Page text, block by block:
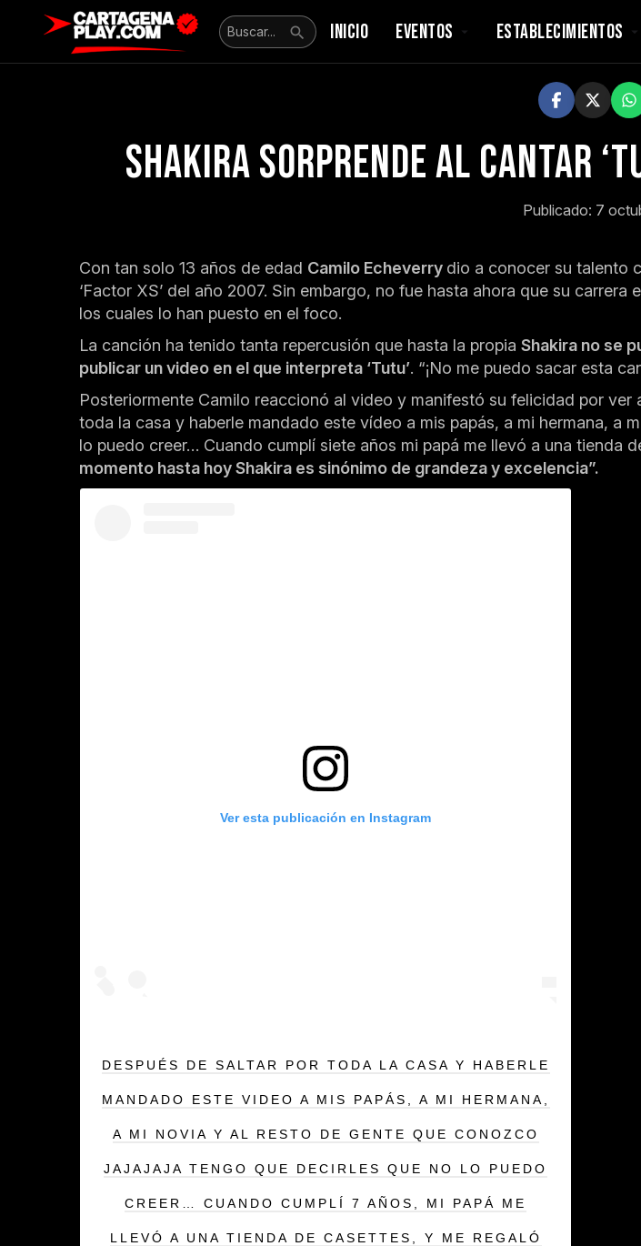
INICIO EVENTOS ESTABLECIMIENTOS
Shakira sorprende al cantar
Publicado: 7
Con tan solo 13 años de edad Camilo Echeverry dio a conocer su talento
‘Factor XS’ del año 2007. Sin embargo, no fue hasta ahora que su
los cuales lo han puesto en el foco.
La canción ha tenido tanta repercusión que hasta la propia Shakira no se
publicar un video en el que interpreta ‘Tutu’. “¡No me puedo sacar esta
Posteriormente Camilo reaccionó al video y manifestó su felicidad por
toda la casa y haberle mandado este vídeo a mis papás, a mi hermana,
lo puedo creer… Cuando cumplí siete años mi papá me llevó a una tienda
momento hasta hoy Shakira es sinónimo de grandeza y excelencia”.
Ver esta publicación en Instagram
DESPUÉS DE SALTAR POR TODA LA CASA Y HABERLE
MANDADO ESTE VIDEO A MIS PAPÁS, A MI HERMANA,
A MI NOVIA Y AL RESTO DE GENTE QUE CONOZCO
JAJAJAJA TENGO QUE DECIRLES QUE NO LO PUEDO
CREER… CUANDO CUMPLÍ 7 AÑOS, MI PAPÁ ME
LLEVÓ A UNA TIENDA DE CASETTES, Y ME REGALÓ